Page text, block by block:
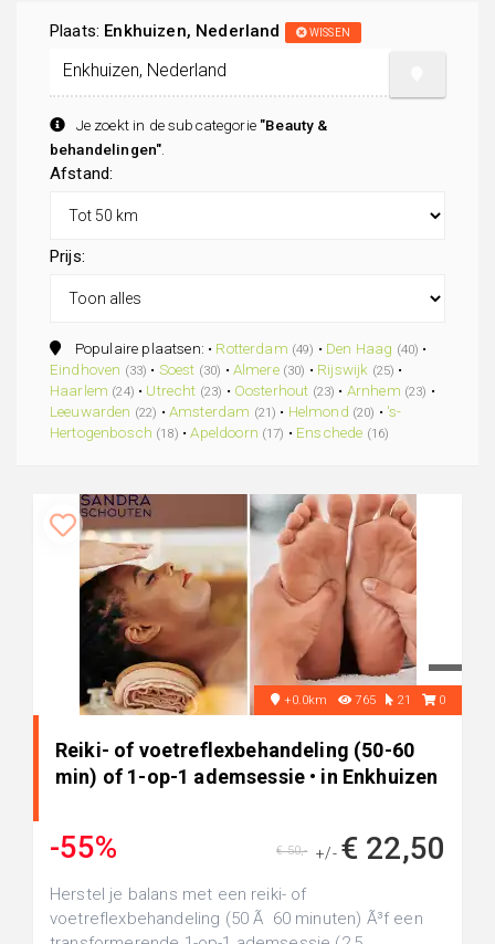
Plaats: Enkhuizen, Nederland WISSEN
Je zoekt in de subcategorie "Beauty &
behandelingen"
Afstand:
Prijs:
Populaire plaatsen: • Rotterdam (49) • Den Haag (40) •
Eindhoven (33) • Soest (30) • Almere (30) • Rijswijk (25) •
Haarlem (24) • Utrecht (23) • Oosterhout (23) • Arnhem (23) •
Leeuwarden (22) • Amsterdam (21) • Helmond (20) • 's-
Hertogenbosch (18) •Apeldoorn (17) • Enschede (16)
+0.0km 765 21 0
Reiki- of voetreflexbehandeling (50-60
min) of 1-op-1 ademsessie • in Enkhuizen
-55% +/- € 22,50
€ 50,-
Herstel je balans met een reiki- of
voetreflexbehandeling (50 Ã 60 minuten) Ã³f een